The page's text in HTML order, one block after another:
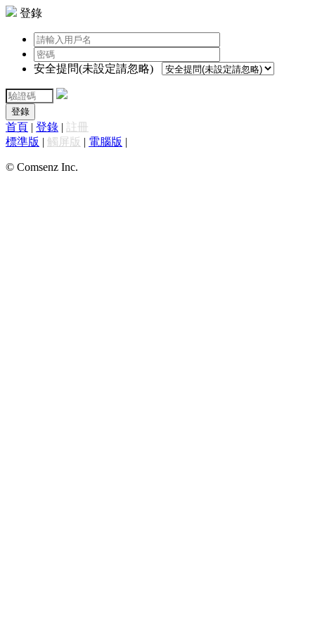
登錄
安全提問(未設定請忽略)
登錄
首頁 | 登錄 | 註冊
標準版 | 觸屏版 | 電腦版 |
© Comsenz Inc.